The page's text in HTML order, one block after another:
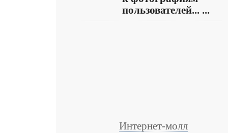
пользователей... ...
Интернет-молл